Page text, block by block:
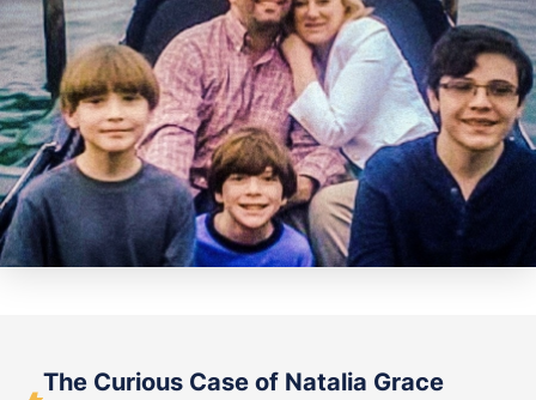
The Curious Case of Natalia Grace